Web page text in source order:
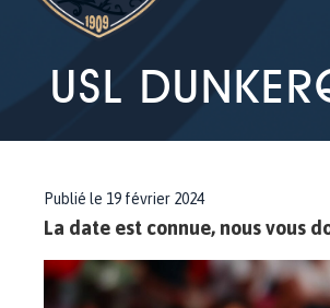
USL
Publié le 19 février 2024
La date est connue, nous vous